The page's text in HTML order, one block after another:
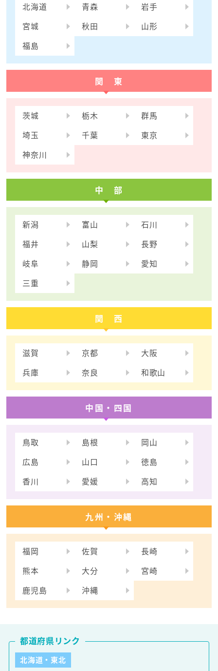
北海道 青森
岩手
宮城
秋田
山形
福島
関 東
茨城 栃木
群馬
埼玉
千葉
東京
神奈川
中 部
新潟 富山
石川
福井
山梨
長野
岐阜
静岡
愛知
三重
関 西
滋賀 京都
大阪
兵庫
奈良 和歌山
中国・四国
鳥取 島根
岡山
広島
山口
徳島
香川
愛媛 高知
九州・沖縄
福岡 佐賀
長崎
熊本
大分
宮崎
鹿児島
沖縄
北海道・東北
都道府県リンク